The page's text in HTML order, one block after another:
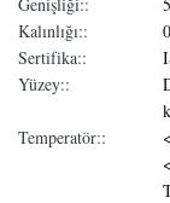
Kalınlığı::
Sertifika::
Yüzey::
Temperatör::